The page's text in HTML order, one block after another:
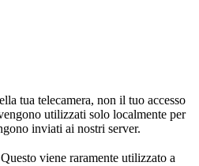
tua telecamera, non il tuo accesso
utilizzati solo localmente per
inviati ai nostri server.
Questo viene raramente utilizzato a